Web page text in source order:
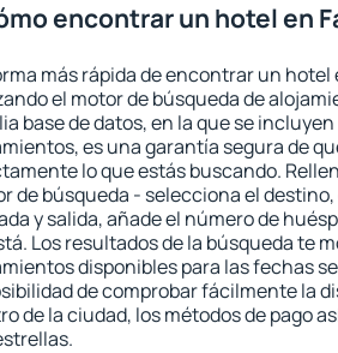
encontrar un hotel en
más rápida de encontrar un hotel
el motor de búsqueda de
base de datos, en la que se
es una garantía segura de
lo que estás buscando.
de búsqueda - selecciona el
y salida, añade el número de
Los resultados de la búsqueda te
disponibles para las fechas
de comprobar fácilmente la
de la ciudad, los métodos de pago